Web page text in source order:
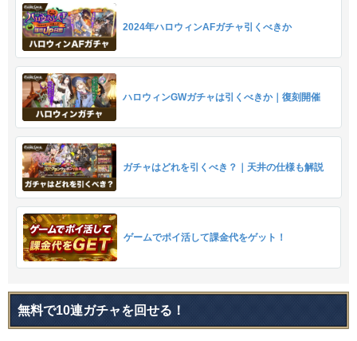
2024年ハロウィンAFガチャ引くべきか
ハロウィンGWガチャは引くべきか｜復刻開催
ガチャはどれを引くべき？｜天井の仕様も解説
ゲームでポイ活して課金代をゲット！
無料で10連ガチャを回せる！